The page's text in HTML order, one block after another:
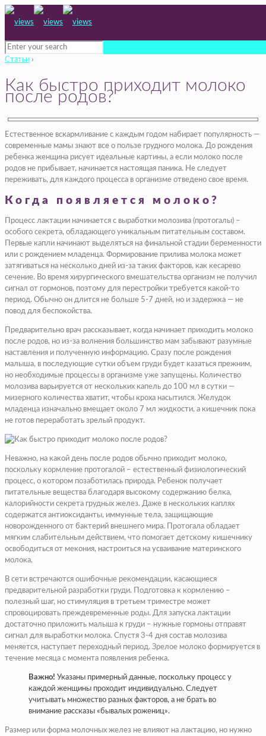
Статьи ›
Как быстро приходит молоко
после родов?
Естественное вскармливание с каждым годом набирает популярность —
современные мамы знают все о пользе грудного молока. До рождения
ребенка женщина рисует идеальные картины, а если молоко после
родов не прибывает, начинается настоящая паника. Не следует
переживать, для каждого процесса в организме отведено свое время.
Когда появляется молоко?
Процесс лактации начинается с выработки молозива (протогалы) –
особого секрета, обладающего уникальным питательным составом.
Первые капли начинают выделяться на финальной стадии беременности
или с рождением младенца. Формирование прилива молока может
затягиваться на несколько дней из-за таких факторов, как кесарево
сечение. Во время хирургического вмешательства организм не получил
сигнал от гормонов, поэтому для перестройки требуется какой-то
период. Обычно он длится не больше 5-7 дней, но и задержка — не
повод для беспокойства.
Предварительно врач рассказывает, когда начинает приходить молоко
после родов, но из-за волнения большинство мам забывают разумные
наставления и полученную информацию. Сразу после рождения
малыша, в последующие сутки объем груди будет казаться прежним,
но необходимые процессы в организме уже запущены. Количество
молозива варьируется от нескольких капель до 100 мл в сутки —
мизерного количества хватит, чтобы кроха насытился. Желудок
младенца изначально вмещает около 7 мл жидкости, а кишечник пока
не готов переработать зрелый продукт.
Неважно, на какой день после родов обычно приходит молоко,
поскольку кормление протогалой – естественный физиологический
процесс, о котором позаботилась природа. Ребенок получает
питательные вещества благодаря высокому содержанию белка,
калорийности секрета грудных желез. Даже в нескольких каплях
содержатся антиоксиданты, иммунные тела, защищающие
новорожденного от бактерий внешнего мира. Протогала обладает
мягким слабительным действием, что помогает детскому кишечнику
освободиться от мекония, настроиться на усваивание материнского
молока.
В сети встречаются ошибочные рекомендации, касающиеся
предварительной разработки груди. Подготовка к кормлению –
полезный шаг, но стимуляция в третьем триместре может
спровоцировать преждевременные роды. Для запуска лактации
достаточно приложить малыша к груди – нужные гормоны отправят
сигнал для выработки молока. Спустя 3-4 дня состав молозива
меняется, наступает переходный период. Зрелое молоко формируется в
течение месяца с момента появления ребенка.
Важно! Указаны примерный данные, поскольку процесс у
каждой женщины проходит индивидуально. Следует
учитывать множество разных факторов, а не брать во
внимание рассказы «бывалых рожениц».
Размер или форма молочных желез не влияют на лактацию, но нужно